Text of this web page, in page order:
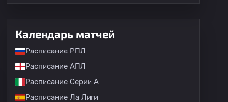
Календарь матчей
Расписание РПЛ
Расписание АПЛ
Расписание Серии А
Расписание Ла Лиги